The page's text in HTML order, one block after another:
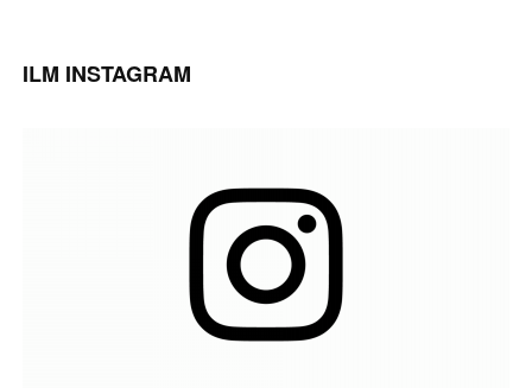
ILM INSTAGRAM